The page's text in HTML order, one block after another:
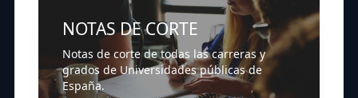
NOTAS DE CORTE
Notas de corte de todas las carreras y
grados de Universidades públicas de
España.